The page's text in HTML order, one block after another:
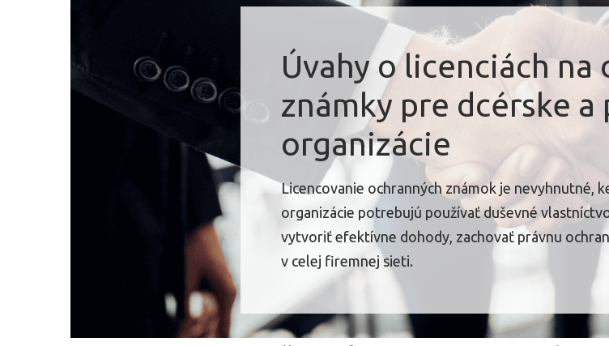
Úvahy o licenciách na
známky pre dcérske
organizácie
Licencovanie ochranných známok je nevyhnutné,
organizácie potrebujú používať duševné
vytvoriť efektívne dohody, zachovať právnu
v celej firemnej sieti.